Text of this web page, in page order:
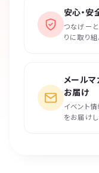
安心・安
つなげー
りに取り組
メール
お届け
イベント
をお届けし